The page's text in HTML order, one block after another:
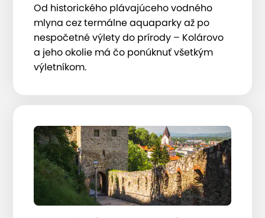
Od historického plávajúceho vodného
mlyna cez termálne aquaparky až po
nespočetné výlety do prírody – Kolárovo
a jeho okolie má čo ponúknuť všetkým
výletníkom.